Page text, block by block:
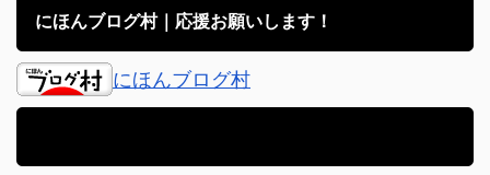
にほんブログ村｜応援お願いします！
にほんブログ村